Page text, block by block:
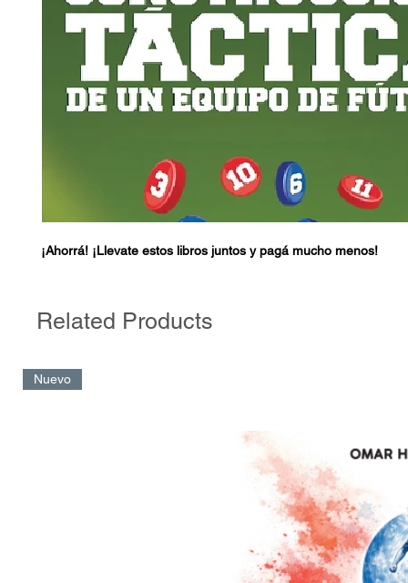
¡Ahorrá! ¡Llevate estos libros juntos y pagá mucho menos!
Related Products
Nuevo